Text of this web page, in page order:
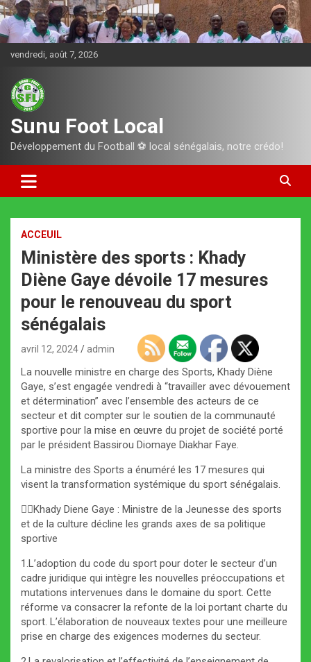
Aller
au
contenu
vendredi, août 7, 2026
Sunu Foot Local
Développement du Football ⚽️ local sénégalais, notre crédo!
ACCEUIL
Ministère des sports : Khady
Diène Gaye dévoile 17 mesures
pour le renouveau du sport
sénégalais
avril 12, 2024 admin
La nouvelle ministre en charge des Sports, Khady Diène
Gaye, s’est engagée vendredi à “travailler avec dévouement
et détermination” avec l’ensemble des acteurs de ce
secteur et dit compter sur le soutien de la communauté
sportive pour la mise en œuvre du projet de société porté
par le président Bassirou Diomaye Diakhar Faye.
La ministre des Sports a énuméré les 17 mesures qui
visent la transformation systémique du sport sénégalais.
✍🏽Khady Diene Gaye : Ministre de la Jeunesse des sports
et de la culture décline les grands axes de sa politique
sportive
1.L’adoption du code du sport pour doter le secteur d’un
cadre juridique qui intègre les nouvelles préoccupations et
mutations intervenues dans le domaine du sport. Cette
réforme va consacrer la refonte de la loi portant charte du
sport. L’élaboration de nouveaux textes pour une meilleure
prise en charge des exigences modernes du secteur.